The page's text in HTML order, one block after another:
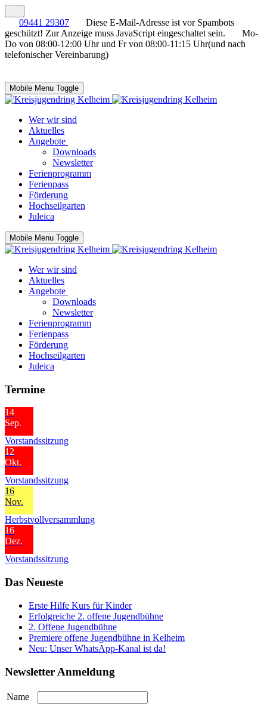
09441 29307
Diese E-Mail-Adresse ist vor Spambots
geschützt! Zur Anzeige muss JavaScript eingeschaltet sein.
Mo-
Do von 08:00-12:00 Uhr und Fr von 08:00-11:15 Uhr(und nach
telefonischer Vereinbarung)
Mobile Menu Toggle
Wer wir sind
Aktuelles
Angebote
Downloads
Newsletter
Ferienprogramm
Ferienpass
Förderung
Hochseilgarten
Juleica
Mobile Menu Toggle
Wer wir sind
Aktuelles
Angebote
Downloads
Newsletter
Ferienprogramm
Ferienpass
Förderung
Hochseilgarten
Juleica
Termine
14
Sep.
Vorstandssitzung
12
Okt.
Vorstandssitzung
16
Nov.
Herbstvollversammlung
16
Dez.
Vorstandssitzung
Das Neueste
Erste Hilfe Kurs für Kinder
Erfolgreiche 2. offene Jugendbühne
2. Offene Jugendbühne
Premiere offene Jugendbühne in Kelheim
Neu: Unser WhatsApp-Kanal ist da!
Newsletter Anmeldung
Name